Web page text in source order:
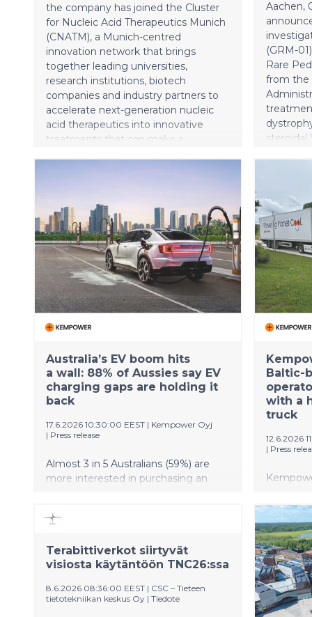
the company has joined the Cluster
for Nucleic Acid Therapeutics Munich
(CNATM), a Munich-centred
innovation network that brings
together leading universities,
research institutions, biotech
companies and industry partners to
accelerate next-generation nucleic
acid therapeutics into innovative
treatments that can make a
Aachen,
(GRM-
Rare
from the
steroidal
to
such as
standard
the
other
patterns
mainly
effects.
activity
has not
Australia’s EV boom hits
a wall: 88% of Aussies say EV
charging gaps are holding it
back
17.6.2026 10:30:00 EEST | Kempower Oyj
| Press release
Almost 3 in 5 Australians (59%) are
more interested in purchasing an
(96%) believe they need public
drivers have experienced a lack of
long-distance charging infrastructure.
Baltic-
with a
truck
12.6.2026
| Press
ON’s
Science
on June
electric
Terabittiverkot siirtyvät
visiosta käytäntöön TNC26:ssa
8.6.2026 08:36:00 EEST | CSC – Tieteen
tietotekniikan keskus Oy | Tiedote